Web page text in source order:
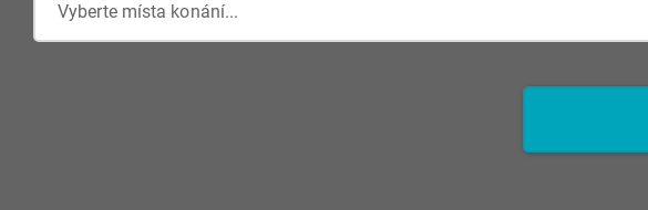
Vyberte místa konání...